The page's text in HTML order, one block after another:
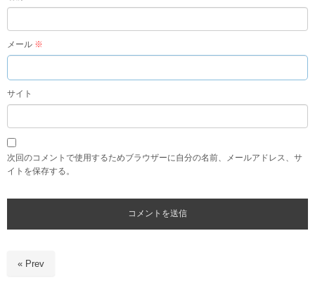
メール ※
サイト
次回のコメントで使用するためブラウザーに自分の名前、メールアドレス、サ
イトを保存する。
« Prev